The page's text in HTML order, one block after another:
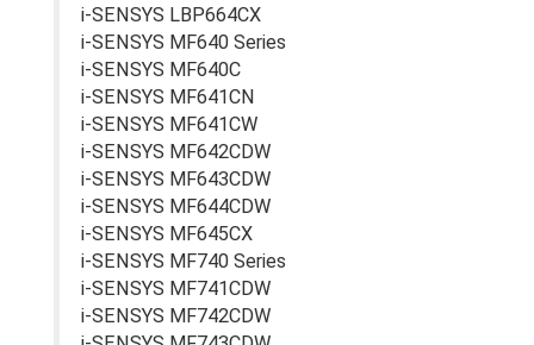
i-SENSYS LBP664CX
i-SENSYS MF640 Series
i-SENSYS MF640C
i-SENSYS MF641CN
i-SENSYS MF641CW
i-SENSYS MF642CDW
i-SENSYS MF643CDW
i-SENSYS MF644CDW
i-SENSYS MF645CX
i-SENSYS MF740 Series
i-SENSYS MF741CDW
i-SENSYS MF742CDW